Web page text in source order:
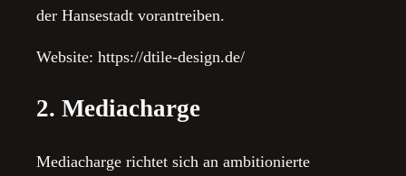
der Hansestadt vorantreiben.
Website: https://dtile-design.de/
2. Mediacharge
Mediacharge richtet sich an ambitionierte